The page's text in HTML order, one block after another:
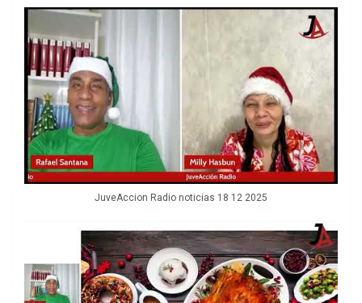
JuveAccion Radio noticias 18 12 2025